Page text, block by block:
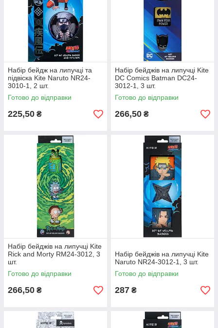
Набір бейдж на липучці та
підвіска Kite Naruto NR24-
3010-1, 2 шт.
Готово до відправки
225,50 ₴
Набір бейджів на липучці Kite
DC Comics Batman DC24-
3012-1, 3 шт.
Готово до відправки
266,50 ₴
Набір бейджів на липучці Kite
Rick and Morty RM24-3012, 3
шт.
Готово до відправки
266,50 ₴
Набір бейджів на липучці Kite
Naruto NR24-3012-1, 3 шт.
Готово до відправки
287 ₴